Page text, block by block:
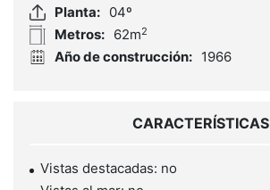
Planta: 04º
Metros: 62m2
Año de construcción: 1966
CARACTERÍSTICAS
Vistas destacadas: no